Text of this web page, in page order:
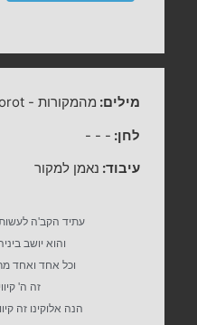
מילים: מהמקורות -
לחן: -
-
-
עיבוד: נאמן למקור
עתיד הקב'ה
והוא יושב
וכל אחד ואחד
זה ה'
הנה אלוקינו זה